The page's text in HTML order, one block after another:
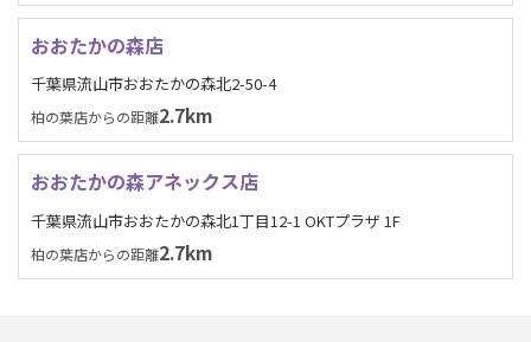
おおたかの森店
千葉県流山市おおたかの森北2-50-4
柏の葉店からの距離2.7km
おおたかの森アネックス店
千葉県流山市おおたかの森北1丁目12-1 OKTプラザ 1F
柏の葉店からの距離2.7km